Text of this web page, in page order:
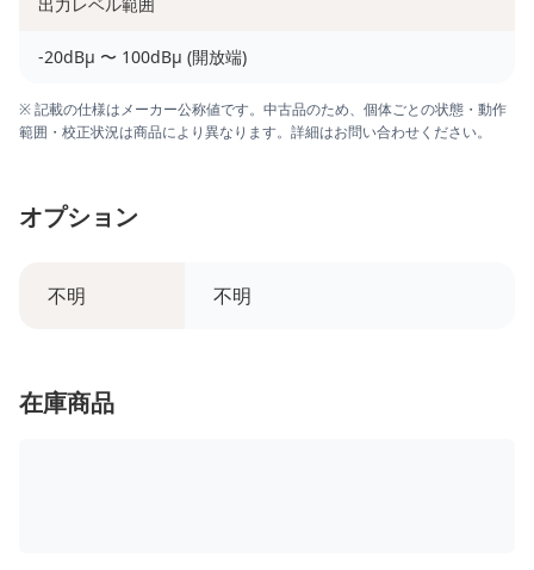
-20dBμ 〜 100dBμ (開放端)
※ 記載の仕様はメーカー公称値です。中古品のため、個体ごとの状態・動作
範囲・校正状況は商品により異なります。詳細はお問い合わせください。
オプション
不明 不明
在庫商品